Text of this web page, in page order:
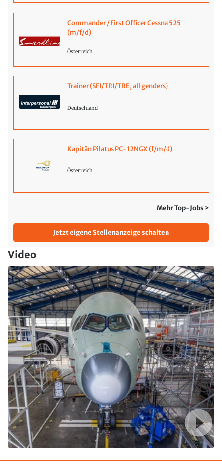
Commander / First Officer Cessna 525
(m/f/d)
Österreich
Trainer (SFI/TRI/TRE, all genders)
Deutschland
Kapitän Pilatus PC-12NGX (f/m/d)
Österreich
Mehr Top-Jobs >
Jetzt eigene Stellenanzeige schalten
Video